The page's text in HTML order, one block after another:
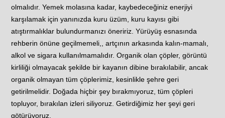
olmalıdır. Yemek molasına kadar, kaybedeceğiniz enerjiyi
karşılamak için yanınızda kuru üzüm, kuru kayısı gibi
atıştırmalıklar bulundurmanızı öneririz. Yürüyüş esnasında
rehberin önüne geçilmemeli,, artçının arkasında kalın-mamalı,
alkol ve sigara kullanılmamalıdır. Organik olan çöpler, görüntü
kirliliği olmayacak şekilde bir kayanın dibine bırakılabilir, ancak
organik olmayan tüm çöplerimiz, kesinlikle şehre geri
getirilmelidir. Doğada hiçbir şey bırakmıyoruz, tüm çöpleri
topluyor, bırakılan izleri siliyoruz. Getirdiğimiz her şeyi geri
götürüyoruz.